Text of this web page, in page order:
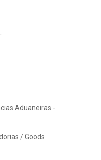
Aduaneiras -
/ Goods